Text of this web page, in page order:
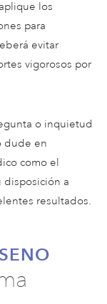
los
para
evitar
vigorosos por
o inquietud
dude en
como el
disposición a
resultados.